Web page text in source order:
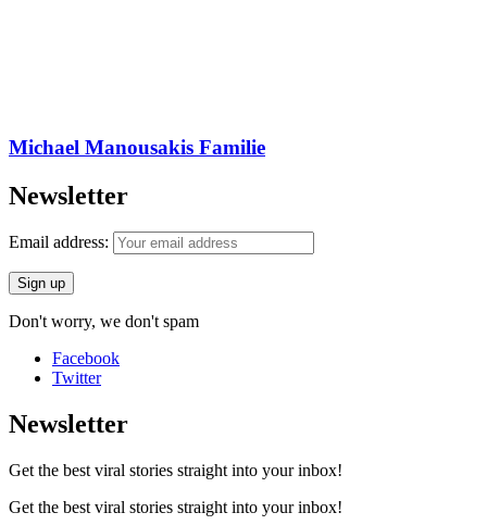
Michael Manousakis Familie
Newsletter
Email address:
Don't worry, we don't spam
Facebook
Twitter
Newsletter
Get the best viral stories straight into your inbox!
Get the best viral stories straight into your inbox!